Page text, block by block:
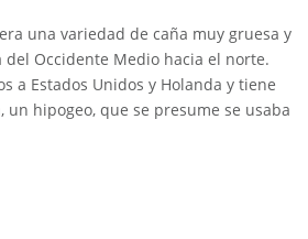
una variedad de caña muy gruesa y
Occidente Medio hacia el norte.
a Estados Unidos y Holanda y tiene
hipogeo, que se presume se usaba